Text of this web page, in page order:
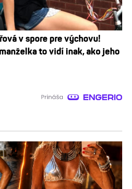
v spore pre výchovu!
to vidí inak, ako jeho